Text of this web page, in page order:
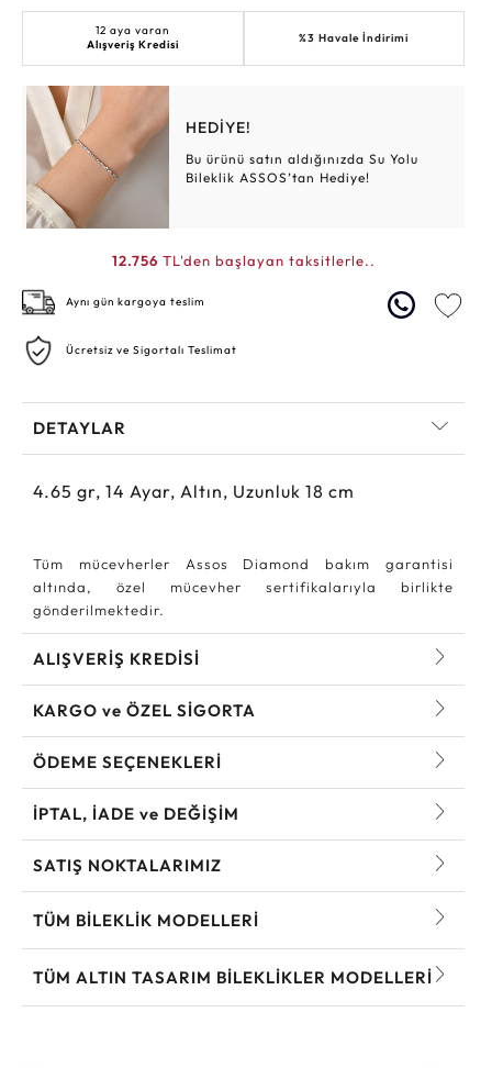
12 aya varan
Alışveriş Kredisi
%3 Havale İndirimi
HEDİYE!
Bu ürünü satın aldığınızda Su Yolu
Bileklik ASSOS’tan Hediye!
12.756 TL'den başlayan taksitlerle..
Aynı gün kargoya teslim
Ücretsiz ve Sigortalı Teslimat
DETAYLAR
4.65 gr, 14 Ayar, Altın, Uzunluk 18 cm
Tüm mücevherler Assos Diamond bakım garantisi
altında, özel mücevher sertifikalarıyla birlikte
gönderilmektedir.
ALIŞVERİŞ KREDİSİ
KARGO ve ÖZEL SİGORTA
ÖDEME SEÇENEKLERİ
İPTAL, İADE ve DEĞİŞİM
SATIŞ NOKTALARIMIZ
TÜM BILEKLIK MODELLERI
TÜM ALTIN TASARIM BILEKLIKLER MODELLERI